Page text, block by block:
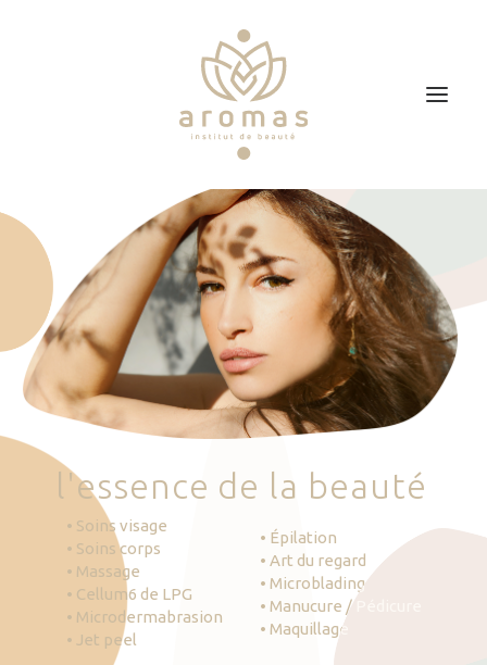
Soins
Je veux faire un bon cadeau
Plan d’accès
Prendre RDV
'essence de la beauté
• Soins visage
• Soins corps
• Massage
• Cellum6 de LPG
• Microdermabrasion
• Jet peel
• Épilation
• Art du regard
• Microblading
• Manucure / Pédicure
• Maquillage